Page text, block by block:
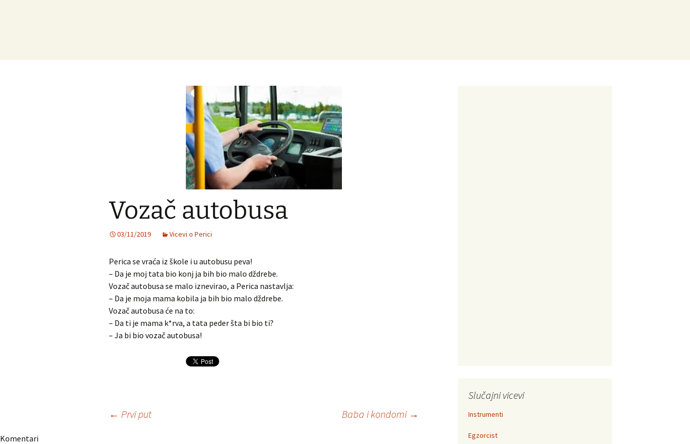
Vozač autobusa
03/11/2019 Vicevi o Perici
Perica se vraća iz škole i u autobusu peva!
– Da je moj tata bio konj ja bih bio malo dždrebe.
Vozač autobusa se malo iznevirao, a Perica nastavlja:
– Da je moja mama kobila ja bih bio malo dždrebe.
Vozač autobusa će na to:
– Da ti je mama k*rva, a tata peder šta bi bio ti?
– Ja bi bio vozač autobusa!
Navigacija
← Prvi put Baba i kondomi →
Komentari
Slučajni vicevi
Instrumenti
Egzorcist